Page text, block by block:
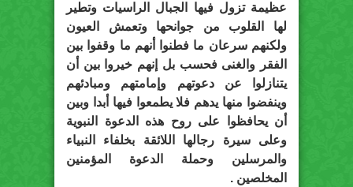
عظيمة تزول فيها الجبال الراسيات وتطير
لها القلوب من جوانحها وتعمش العيون
ولكنهم سرعان ما فطنوا أنهم ما وقفوا بين
الفقر والغنى فحسب بل إنهم خيروا بين أن
يتنازلوا عن دعوتهم وإمامتهم ومبادئهم
وينفضوا منها يدهم فلا يطمعوا فيها أبدا وبين
أن يحافظوا على روح هذه الدعوة النبوية
وعلى سيرة رجالها اللائقة بخلفاء النبياء
والمرسلين وحملة الدعوة المؤمنين
المخلصين .